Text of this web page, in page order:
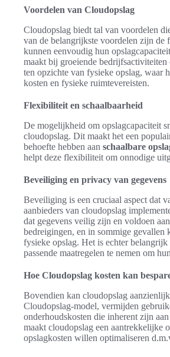
Voordelen van Cloudopslag
Cloudopslag biedt tal van voordelen
van de belangrijkste voordelen zijn de
kunnen eenvoudig hun
maakt bij groeiende
ten opzichte van fysieke opslag, waar
kosten en fysieke ruimtevereisten.
Flexibiliteit en schaalbaarheid
De mogelijkheid om opslagcapaciteit
cloudopslag. Dit maakt het een
behoefte hebben aan schaalbare
helpt deze flexibiliteit om onnodige
Beveiliging en privacy van gegevens
Beveiliging is een cruciaal aspect dat
aanbieders van cloudopslag
dat gegevens veilig zijn en voldoen
bedreigingen, en in sommige gevallen
fysieke opslag. Het is echter
passende maatregelen te nemen om
Hoe Cloudopslag kosten kan
Bovendien kan cloudopslag
Cloudopslag-model, vermijden
onderhoudskosten die inherent zijn
maakt cloudopslag een aantrekkelijke
opslagkosten willen optimaliseren